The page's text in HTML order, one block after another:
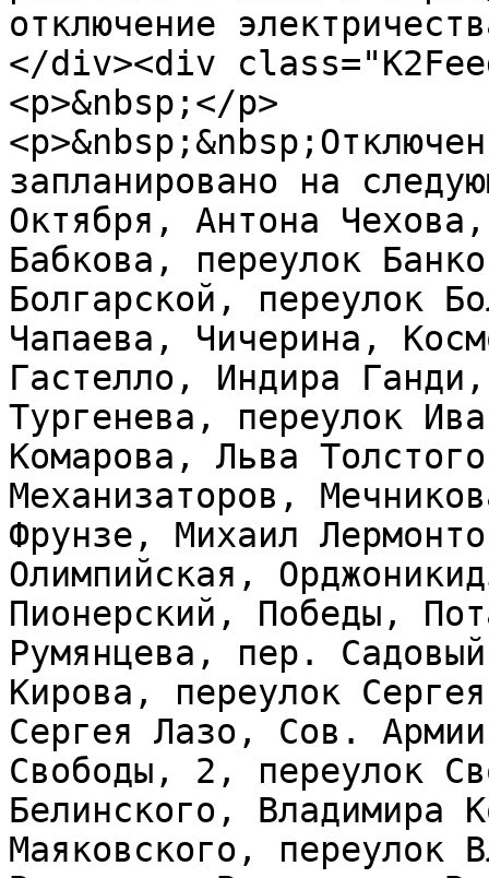
отключение
</div><div
<p>&nbsp;</p>
запланировано на
Октября, Антона
Бабкова, переулок
Болгарской, переулок
Чапаева, Чичерина,
Гастелло, Индира
Тургенева, переулок
Комарова, Льва
Механизаторов,
Фрунзе, Михаил
Олимпийская,
Пионерский, Победы,
Румянцева, пер.
Кирова, переулок
Сергея Лазо, Сов.
Свободы, 2, переулок
Белинского, Владимира
Маяковского, переулок